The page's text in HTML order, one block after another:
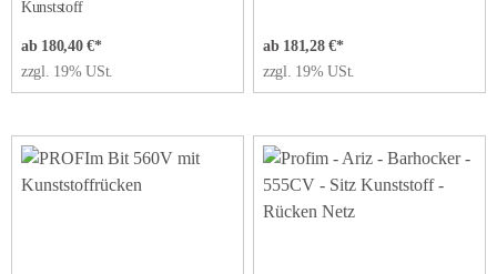
Kunststoff
ab 180,40 €*
zzgl. 19% USt.
ab 181,28 €*
zzgl. 19% USt.